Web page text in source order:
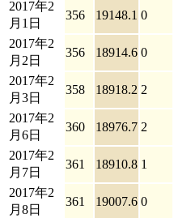
2017年2
月1日
356 19148.1 0
2017年2
月2日
356 18914.6 0
2017年2
月3日
358 18918.2 2
2017年2
月6日
360 18976.7 2
2017年2
月7日
361 18910.8 1
2017年2
月8日
361 19007.6 0